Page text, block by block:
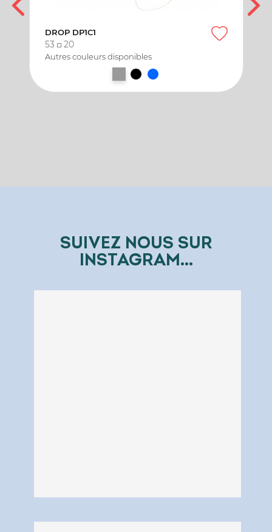
DROP DP1C1
53 20
Autres couleurs disponibles
SUIVEZ NOUS SUR
INSTAGRAM...